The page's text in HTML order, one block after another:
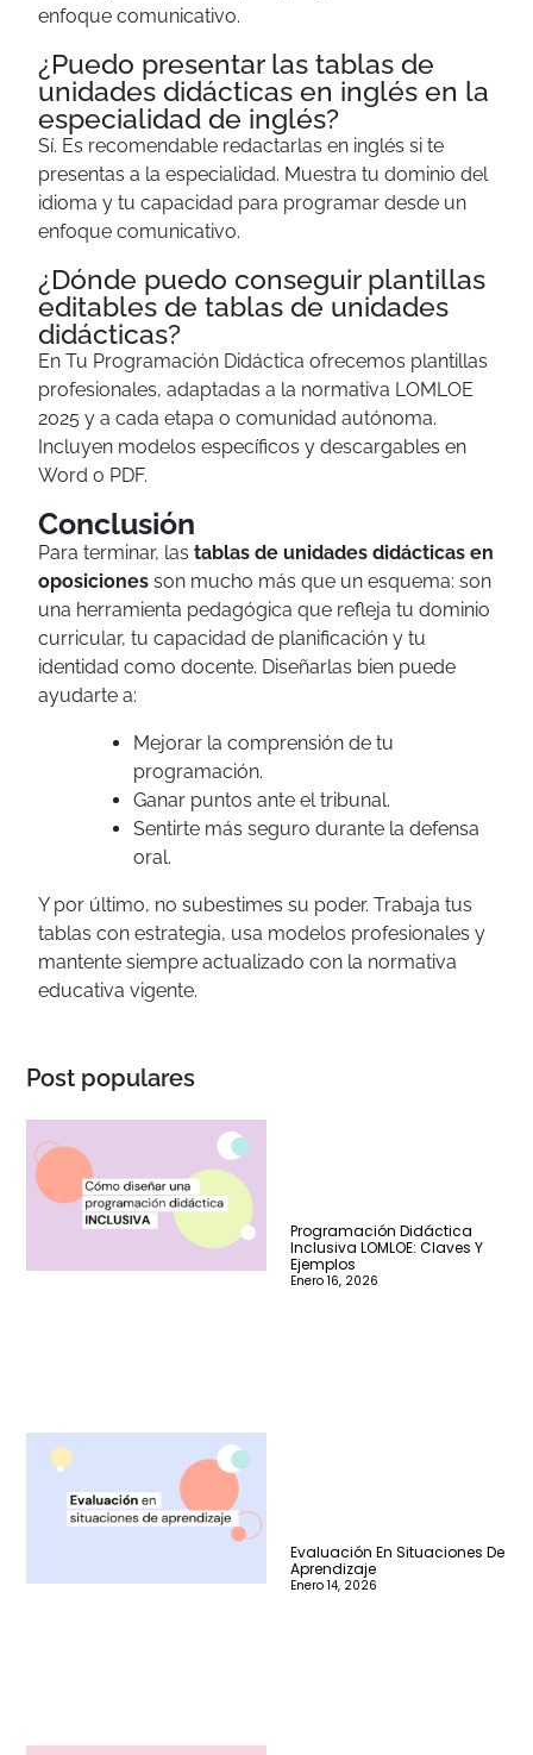
enfoque comunicativo.
¿Puedo presentar las tablas de
unidades didácticas en inglés en la
especialidad de inglés?
Sí. Es recomendable redactarlas en inglés si te
presentas a la especialidad. Muestra tu dominio del
idioma y tu capacidad para programar desde un
enfoque comunicativo.
¿Dónde puedo conseguir plantillas
editables de tablas de unidades
didácticas?
En Tu Programación Didáctica ofrecemos plantillas
profesionales, adaptadas a la normativa LOMLOE
2025 y a cada etapa o comunidad autónoma.
Incluyen modelos específicos y descargables en
Word o PDF.
Conclusión
Para terminar, las tablas de unidades didácticas en
oposiciones son mucho más que un esquema: son
una herramienta pedagógica que refleja tu dominio
curricular, tu capacidad de planificación y tu
identidad como docente. Diseñarlas bien puede
ayudarte a:
Mejorar la comprensión de tu
programación.
Ganar puntos ante el tribunal.
Sentirte más seguro durante la defensa
oral.
Y por último, no subestimes su poder. Trabaja tus
tablas con estrategia, usa modelos profesionales y
mantente siempre actualizado con la normativa
educativa vigente.
Post populares
Programación Didáctica
Inclusiva LOMLOE: Claves Y
Ejemplos
Enero 16, 2026
Evaluación En Situaciones De
Aprendizaje
Enero 14, 2026